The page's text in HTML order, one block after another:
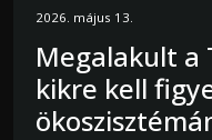
2026. május 13.
Megalakult a
kikre kell